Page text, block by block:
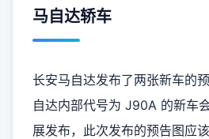
马自达轿车
长安马自达发布了两张新车的
自达内部代号为 J90A 的新车
展发布，此次发布的预告图应